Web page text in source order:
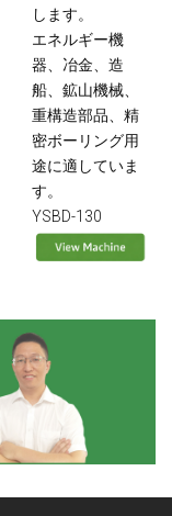
します。
エネルギー機
器、冶金、造
船、鉱山機械、
重構造部品、精
密ボーリング用
途に適していま
す。
YSBD-130